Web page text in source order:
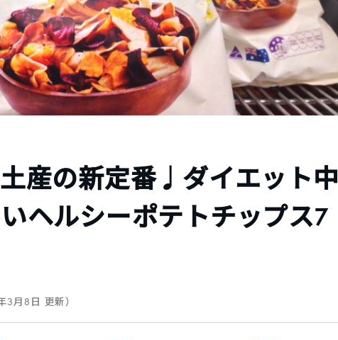
産の新定番♩ダイエット中
ヘルシーポテトチップス7
3月8日 更新）